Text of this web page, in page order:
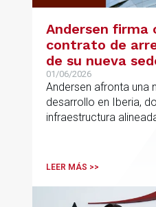
Andersen firma
contrato de
de su nueva
Hermosilla
01/06/2026
Andersen afronta una
desarrollo en Iberia,
infraestructura
LEER MÁS >>